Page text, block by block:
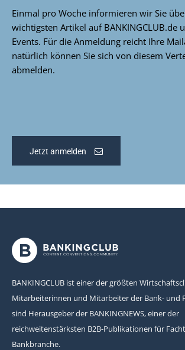
Einmal pro Woche informieren wir Sie
wichtigsten Artikel auf BANKINGCLUB.de
Events. Für die Anmeldung reicht Ihre
natürlich können Sie sich von diesem
abmelden.
Jetzt anmelden
BANKINGCLUB ist einer der größten
Mitarbeiterinnen und Mitarbeiter der Bank- und
sind Herausgeber der BANKINGNEWS, einer der
reichweitenstärksten B2B-Publikationen für
Bankbranche.